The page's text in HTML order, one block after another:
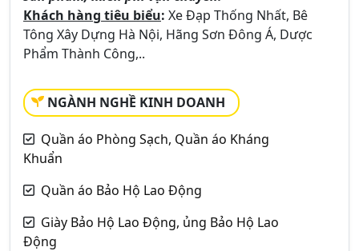
Khách hàng tiêu biểu: Xe Đạp Thống Nhất, Bê
Tông Xây Dựng Hà Nội, Hãng Sơn Đông Á, Dược
Phẩm Thành Công,..
NGÀNH NGHỀ KINH DOANH
Quần áo Phòng Sạch, Quần áo Kháng
Khuẩn
Quần áo Bảo Hộ Lao Động
Giày Bảo Hộ Lao Động, ủng Bảo Hộ Lao
Động